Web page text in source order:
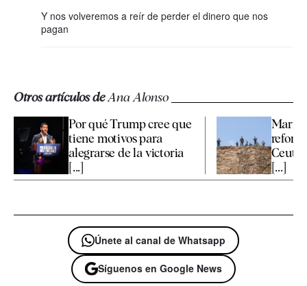
Y nos volveremos a reír de perder el dinero que nos
pagan
Otros artículos deAna Alonso
Por qué Trump cree que
tiene motivos para
alegrarse de la victoria
[...]
Ceuta
[...]
Únete al canal de Whatsapp
Síguenos en Google News